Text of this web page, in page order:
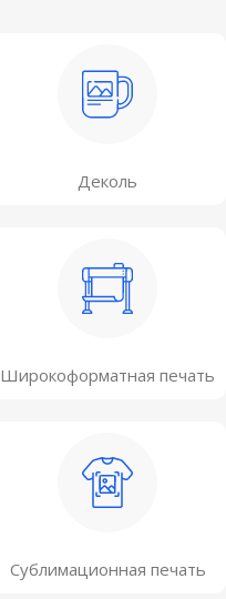
Деколь
Широкоформатная печать
Сублимационная печать